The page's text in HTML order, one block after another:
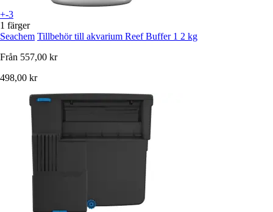
+-3
1 färger
Seachem Tillbehör till akvarium Reef Buffer 1 2 kg
Från 557,00 kr
498,00 kr